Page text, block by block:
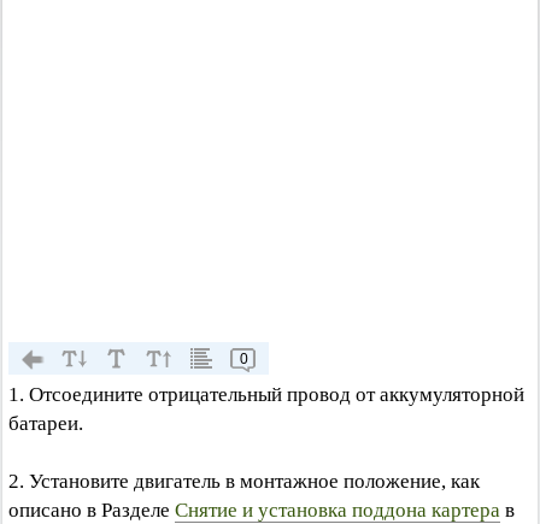
0
1. Отсоедините отрицательный провод от аккумуляторной
батареи.
2. Установите двигатель в монтажное положение, как
описано в Разделе Снятие и установка поддона картера в